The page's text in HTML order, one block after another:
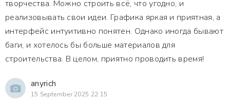
творчества. Можно строить всё, что угодно, и
реализовывать свои идеи. Графика яркая и приятная, а
интерфейс интуитивно понятен. Однако иногда бывают
баги, и хотелось бы больше материалов для
строительства. В целом, приятно проводить время!
anyrich
15 September 2025 22:15